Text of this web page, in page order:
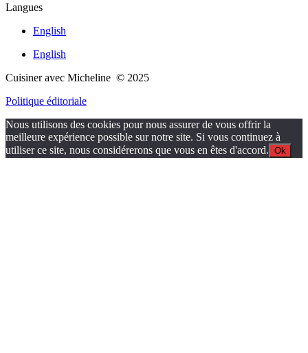
Langues
English
English
Cuisiner avec Micheline © 2025
Politique éditoriale
Nous utilisons des cookies pour nous assurer de vous offrir la
meilleure expérience possible sur notre site. Si vous continuez à
utiliser ce site, nous considérerons que vous en êtes d'accord. Ok